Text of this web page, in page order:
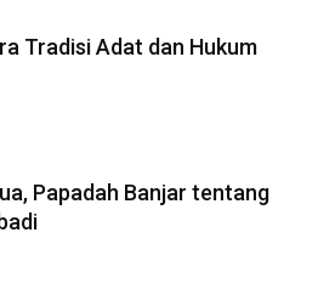
Tradisi Adat dan Hukum
Papadah Banjar tentang